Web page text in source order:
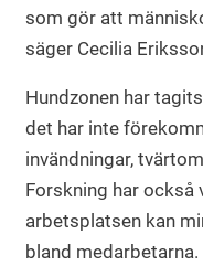
som gör att
säger Cecilia
Hundzonen har
det har inte
invändningar,
Forskning har också
arbetsplatsen kan
bland medarbetarna.